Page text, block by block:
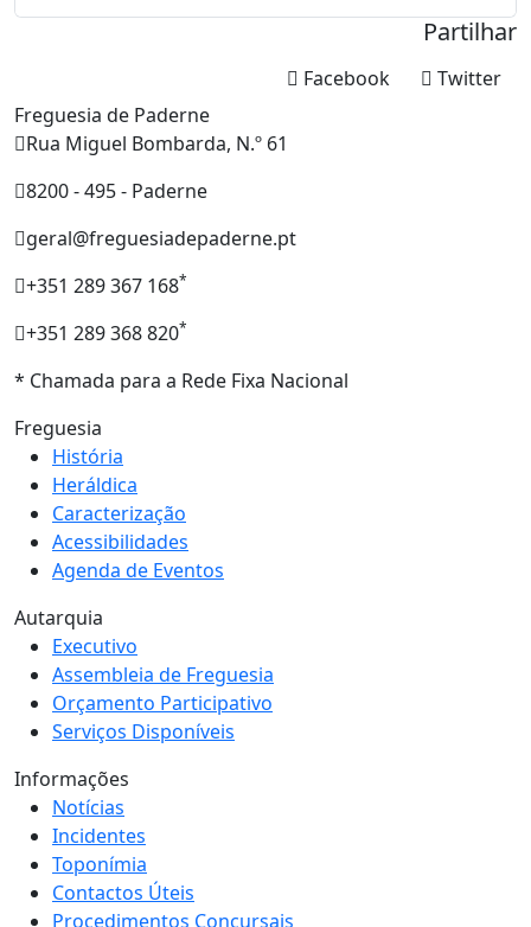
Partilhar
Twitter
Facebook
Freguesia de Paderne
Rua Miguel Bombarda, N.º 61
8200 - 495 - Paderne
geral@freguesiadepaderne.pt
+351 289 367 168*
+351 289 368 820*
* Chamada para a Rede Fixa Nacional
Freguesia
História
Heráldica
Caracterização
Acessibilidades
Agenda de Eventos
Autarquia
Executivo
Assembleia de Freguesia
Orçamento Participativo
Serviços Disponíveis
Informações
Notícias
Incidentes
Toponímia
Contactos Úteis
Procedimentos Concursais